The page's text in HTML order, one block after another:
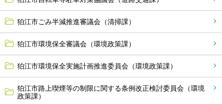
狛江市ごみ半減推進審議会（清掃課）
狛江市環境保全審議会（環境政策課）
狛江市環境保全実施計画推進委員会（環境政策課）
狛江市路上喫煙等の制限に関する条例改正検討委員会（環境
政策課）